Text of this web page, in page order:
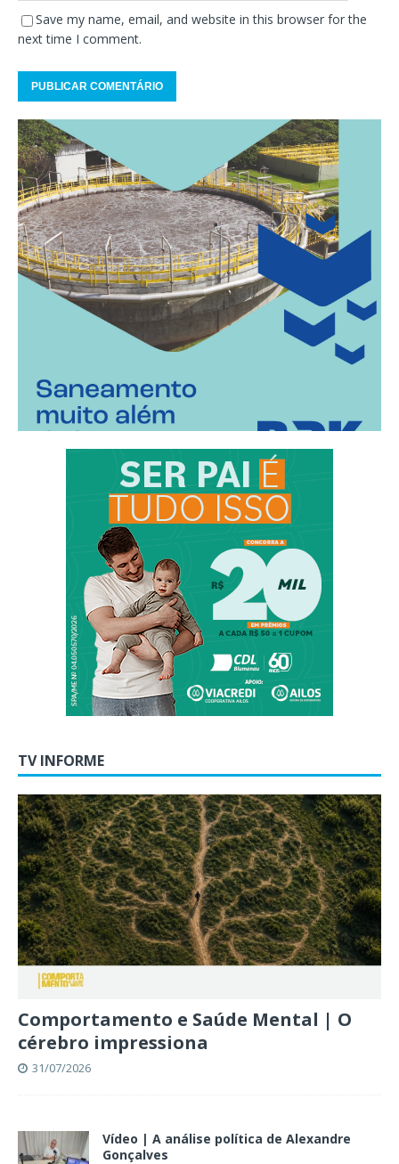
Save my name, email, and website in this browser for the
next time I comment.
TV INFORME
Comportamento e Saúde Mental | O
cérebro impressiona
31/07/2026
Vídeo | A análise política de Alexandre
Gonçalves